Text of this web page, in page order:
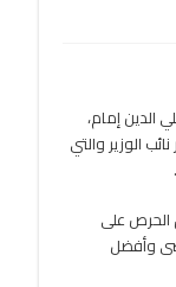
الدين إمام،
الوزير والتي
الحرص على
وأفضل